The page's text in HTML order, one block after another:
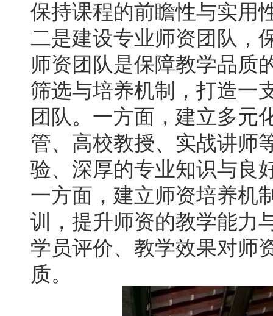
保持课程的前瞻性与实用
二是建设专业师资团队，
师资团队是保障教学品质
筛选与培养机制，打造一
团队。一方面，建立多元
管、高校教授、实战讲师
验、深厚的专业知识与良
一方面，建立师资培养机
训，提升师资的教学能力
学员评价、教学效果对师
质。